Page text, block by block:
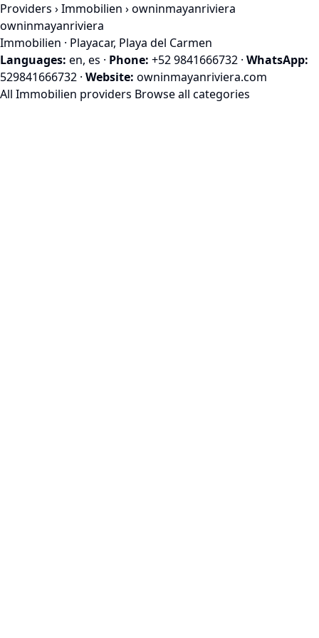
Providers ›Immobilien › owninmayanriviera
owninmayanriviera
Immobilien · Playacar, Playa del Carmen
Languages: en, es · Phone: +52 9841666732 · WhatsApp:
529841666732 · Website: owninmayanriviera.com
All Immobilien providers Browse all categories